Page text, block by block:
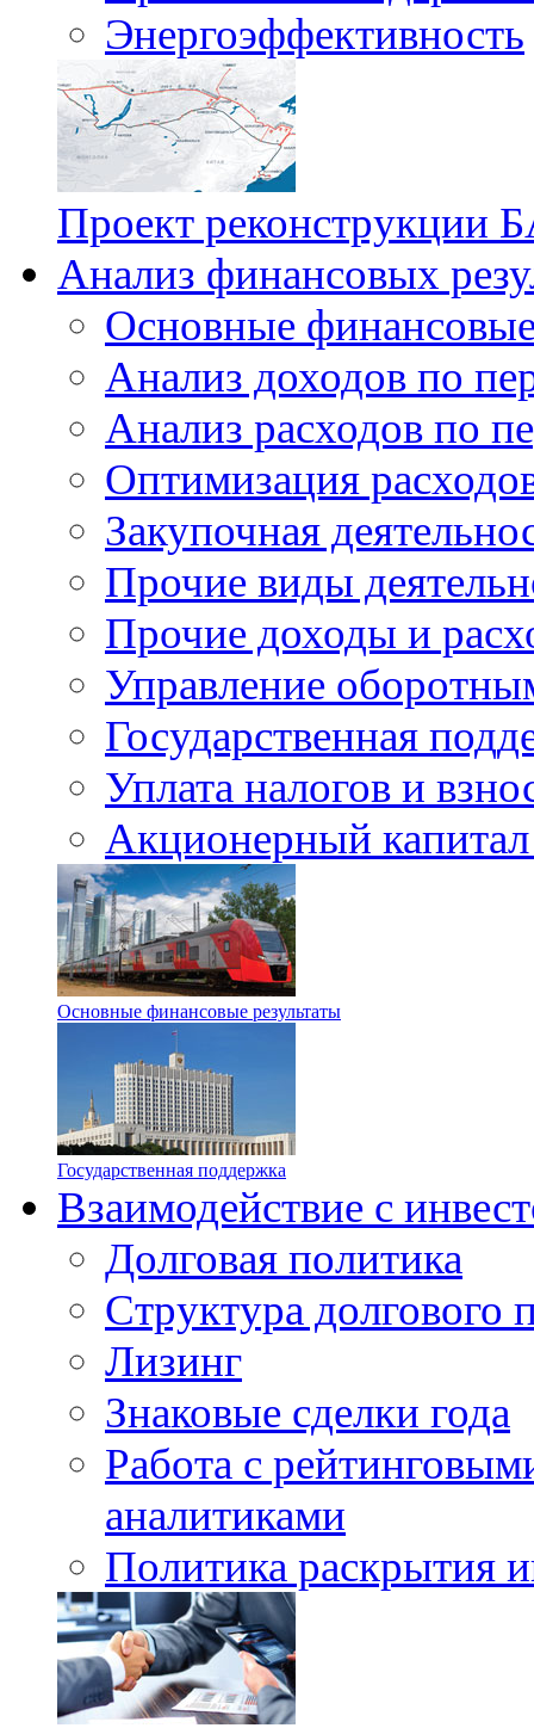
Энергоэффективность
Проект реконструкции
Анализ финансовых
Основные финансовые
Анализ доходов по
Анализ расходов по
Оптимизация
Закупочная
Прочие виды
Прочие доходы и
Управление
Государственная
Уплата налогов и
Акционерный
Основные финансовые результаты
Государственная поддержка
Взаимодействие с
Долговая политика
Структура долгового
Лизинг
Знаковые сделки года
Работа с
аналитиками
Политика раскрытия